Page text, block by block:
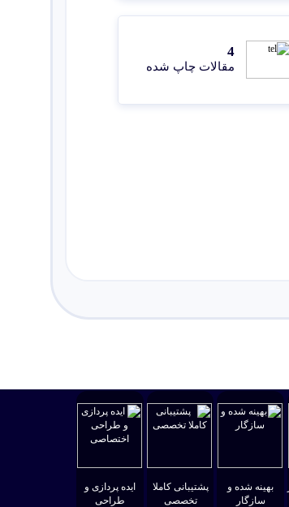
4
مقالات چاپ شده
بهینه شده و
سازگار
پشتیبانی کاملا
تخصصی
ایده پردازی و
طراحی